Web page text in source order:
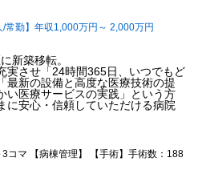
常勤】年収1,000万円～ 2,000万円
新築移転。
実させ「24時間365日、いつでもど
最新の設備と高度な医療技術の提
い医療サービスの実践」という方
に安心・信頼していただける病院
3コマ 【病棟管理】 【手術】手術数：188